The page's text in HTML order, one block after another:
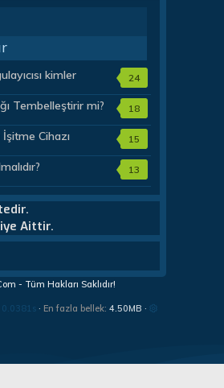
kimler
24
Tembelleştirir mi? 18
Cihazı
15
13
Aittir.
- Tüm Hakları Saklıdır!
0.0381s En fazla bellek 4.50MB